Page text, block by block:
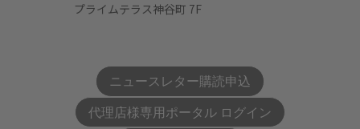
プライムテラス神谷町 7F
ニュースレター購読申込
代理店様専用ポータル ログイン